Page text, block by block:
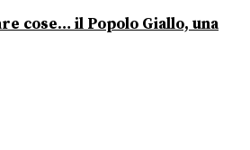
cose… il Popolo Giallo, una